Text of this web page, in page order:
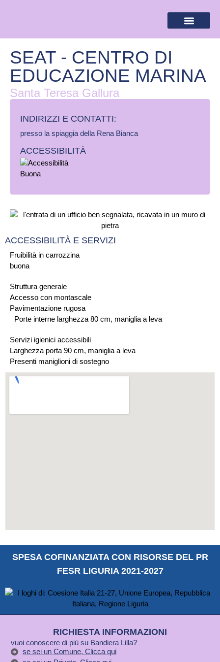
SEAT - CENTRO DI
EDUCAZIONE MARINA
Santa Teresa Gallura
INDIRIZZI E CONTATTI:​
presso la spiaggia della Rena Bianca
ACCESSIBILITÀ
Fruibilità in carrozzina
buona
Struttura generale
Accesso con montascale
Pavimentazione rugosa
Porte interne larghezza 80 cm, maniglia a leva
Servizi igienici accessibili
Larghezza porta 90 cm, maniglia a leva
Presenti maniglioni di sostegno
ACCESSIBILITÀ E SERVIZI
SPESA COFINANZIATA CON RISORSE DEL PR
FESR LIGURIA 2021-2027
RICHIESTA INFORMAZIONI
vuoi conoscere di più su Bandiera Lilla?
se sei un Comune, Clicca qui